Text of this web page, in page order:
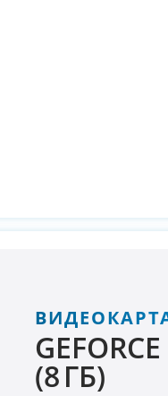
(8 ГБ)